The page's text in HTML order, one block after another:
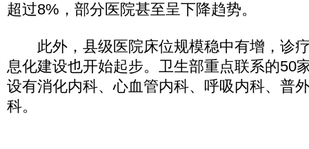
超过8%，部分医院甚至呈下降趋势。
此外，县级医院床位规模稳中有增，诊
息化建设也开始起步。卫生部重点联系的50
设有消化内科、心血管内科、呼吸内科、普
科。